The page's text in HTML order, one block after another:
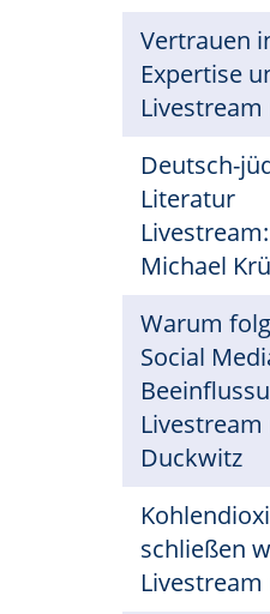
Vertrauen
Expertise
Deutsch-
Literatur
Michael
Warum
Social
Duckwitz
schließen